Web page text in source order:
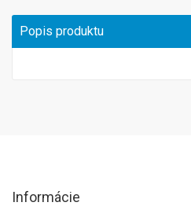
Popis produktu
Informácie